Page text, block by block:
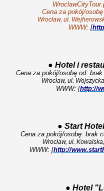
Cena za pokój/
Wrocław, ul.
WWW: [
● Hotel i
Cena za pokój/osobę od:
Wrocław, ul.
WWW: [http://
● Start
Cena za pokój/osobę: brak
Wrocław, ul.
WWW: [http://
● Hotel